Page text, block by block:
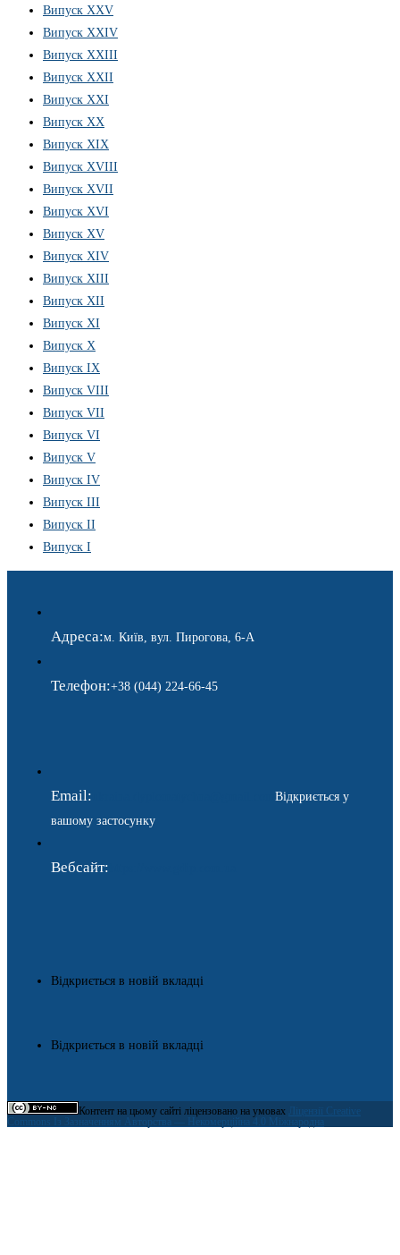
Випуск XXV
Випуск XXIV
Випуск XXIII
Випуск XXII
Випуск XXI
Випуск XX
Випуск XIX
Випуск XVIII
Випуск XVII
Випуск XVI
Випуск XV
Випуск XIV
Випуск XIII
Випуск XII
Випуск XI
Випуск X
Випуск IX
Випуск VIII
Випуск VII
Випуск VI
Випуск V
Випуск IV
Випуск III
Випуск II
Випуск I
Адреса:м. Київ, вул. Пирогова, 6-А
Телефон:+38 (044) 224-66-45
Email:
Відкриється у
вашому застосунку
Вебсайт:
Відкриється в новій вкладці
Відкриється в новій вкладці
Контент на цьому сайті ліцензовано на умовах
Ліцензії Creative
Commons Із Зазначенням Авторства — Некомерційна 4.0 Міжнародна